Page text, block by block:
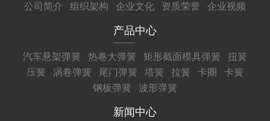
公司简介 组织架构 企业文化 资质荣誉 企业视频
产品中心
汽车悬架弹簧 热卷大弹簧 矩形截面模具弹簧
扭簧
压簧
涡卷弹簧 尾门弹簧 塔簧 拉簧 卡圈
卡簧
钢板弹簧
波形弹簧
新闻中心